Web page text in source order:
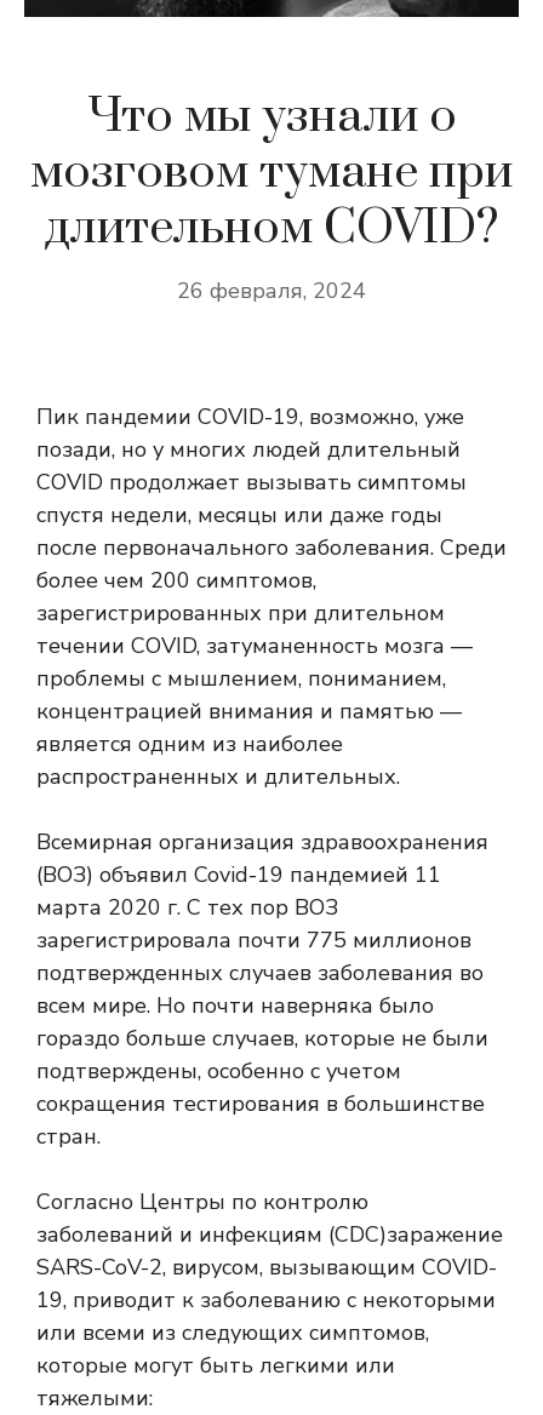
Что мы узнали о
мозговом тумане при
длительном COVID?
26 февраля, 2024
Пик пандемии COVID-19, возможно, уже
позади, но у многих людей длительный
COVID продолжает вызывать симптомы
спустя недели, месяцы или даже годы
после первоначального заболевания. Среди
более чем 200 симптомов,
зарегистрированных при длительном
течении COVID, затуманенность мозга —
проблемы с мышлением, пониманием,
концентрацией внимания и памятью —
является одним из наиболее
распространенных и длительных.
Всемирная организация здравоохранения
(ВОЗ) объявил Covid-19 пандемией 11
марта 2020 г. С тех пор ВОЗ
зарегистрировала почти 775 миллионов
подтвержденных случаев заболевания во
всем мире. Но почти наверняка было
гораздо больше случаев, которые не были
подтверждены, особенно с учетом
сокращения тестирования в большинстве
стран.
Согласно Центры по контролю
заболеваний и инфекциям (CDC)заражение
SARS-CoV-2, вирусом, вызывающим COVID-
19, приводит к заболеванию с некоторыми
или всеми из следующих симптомов,
которые могут быть легкими или
тяжелыми: